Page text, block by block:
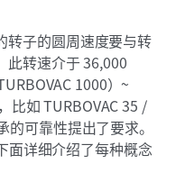
转子的圆周速度要与转
此转速介于 36,000
1000）~
比如 TURBOVAC 35 /
可靠性提出了要求。
面详细介绍了每种概念